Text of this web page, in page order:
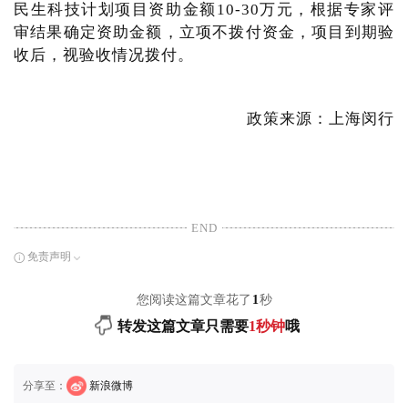
民生科技计划项目资助金额10-30万元，根据专家评
审结果确定资助金额，立项不拨付资金，项目到期验
收后，视验收情况拨付。
政策来源：上海闵行
END
免责声明
您阅读这篇文章花了 1秒
转发这篇文章只需要1秒钟哦
分享至： 新浪微博